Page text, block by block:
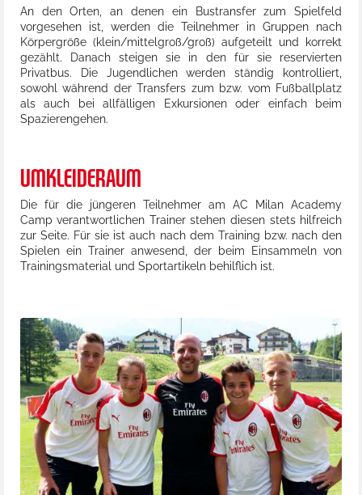
An den Orten, an denen ein Bustransfer zum Spielfeld
vorgesehen ist, werden die Teilnehmer in Gruppen nach
Körpergröße (klein/mittelgroß/groß) aufgeteilt und korrekt
gezählt. Danach steigen sie in den für sie reservierten
Privatbus. Die Jugendlichen werden ständig kontrolliert,
sowohl während der Transfers zum bzw. vom Fußballplatz
als auch bei allfälligen Exkursionen oder einfach beim
Spazierengehen.
UMKLEIDERAUM
Die für die jüngeren Teilnehmer am AC Milan Academy
Camp verantwortlichen Trainer stehen diesen stets hilfreich
zur Seite. Für sie ist auch nach dem Training bzw. nach den
Spielen ein Trainer anwesend, der beim Einsammeln von
Trainingsmaterial und Sportartikeln behilflich ist.